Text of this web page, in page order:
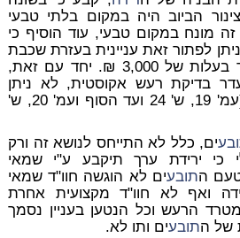
הביוב היה במקום בלתי טבעי
זה מונח במקום טבעי, עוד הוסיף כי
לפתור זאת עניינית בעזרת שכבת
בידוד טרמי סביב הצינור בעלות של 3,000 ₪. יחד עם זאת,
בדיקת רעש אקוסטית, לא ניתן
לקבוע אם קיים מטרד (עמ' 19, ש' 24 ועד הסוף ועמ' 20, ש'
ים, כלל לא התייחס לנושא זה ורק
כי ירידת ערך תיקבע ע"י שמאי
התובעים לא הוגשה חוו"ד שמאי
ואף לא חוו"ד מקצועית אחרת
הרעש וכל הנטען בעניין נסמך
של התובעים ותו לא.